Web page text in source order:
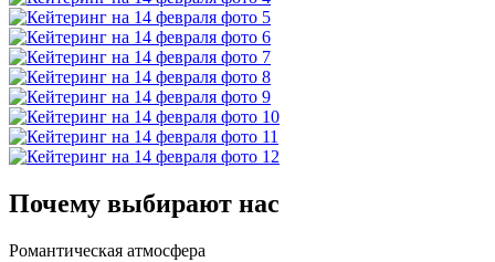
Почему выбирают нас
Романтическая атмосфера